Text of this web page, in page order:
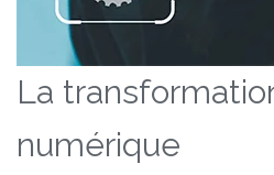
La
numérique